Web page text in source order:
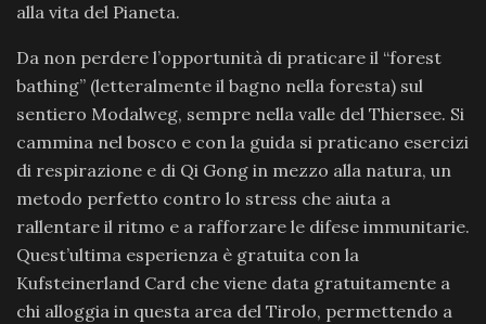
alla vita del Pianeta.
Da non perdere l’opportunità di praticare il “forest
bathing” (letteralmente il bagno nella foresta) sul
sentiero Modalweg, sempre nella valle del Thiersee. Si
cammina nel bosco e con la guida si praticano esercizi
di respirazione e di Qi Gong in mezzo alla natura, un
metodo perfetto contro lo stress che aiuta a
rallentare il ritmo e a rafforzare le difese immunitarie.
Quest’ultima esperienza è gratuita con la
Kufsteinerland Card che viene data gratuitamente a
chi alloggia in questa area del Tirolo, permettendo a